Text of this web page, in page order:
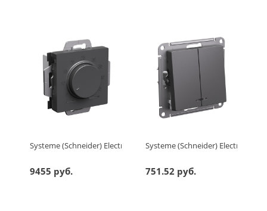
Systeme (Schneider) Electric ATLASDESIGN ТЕРМОСТАТ
9455 руб.
Systeme (Schneider) Electric
751.52 руб.